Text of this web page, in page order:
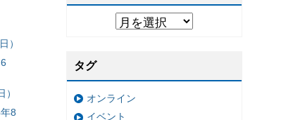
）
8
タグ
オンライン
イベント